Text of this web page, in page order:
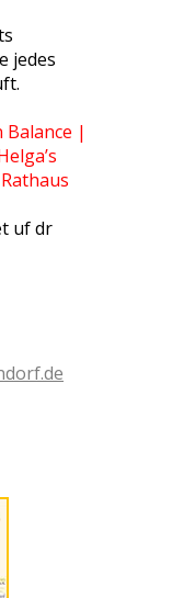
jedes
|
uf dr